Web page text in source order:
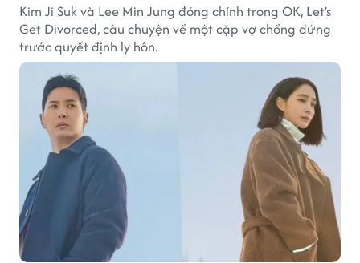
Kim Ji Suk và Lee Min Jung đóng chính trong OK, Let's
Get Divorced, câu chuyện về một cặp vợ chồng đứng
trước quyết định ly hôn.